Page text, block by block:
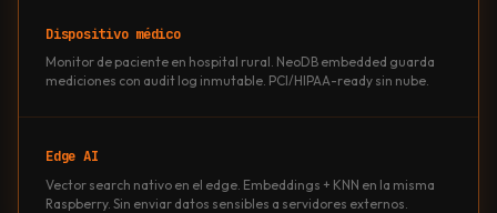
Dispositivo médico
Monitor de paciente en hospital rural. NeoDB embedded guarda
mediciones con audit log inmutable. PCI/HIPAA-ready sin nube.
Edge AI
Vector search nativo en el edge. Embeddings + KNN en la misma
Raspberry. Sin enviar datos sensibles a servidores externos.